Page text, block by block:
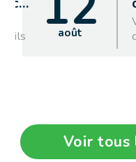
août
Voir tous